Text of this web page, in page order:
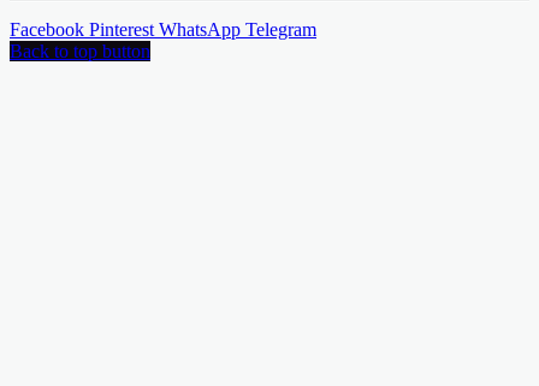
Facebook Pinterest WhatsApp Telegram
Back to top button